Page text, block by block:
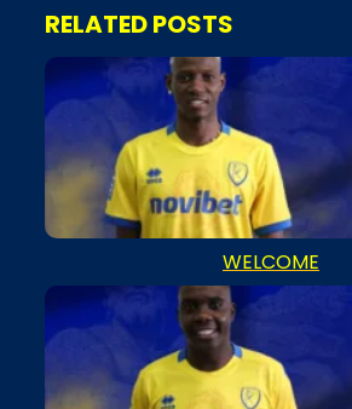
RELATED POSTS
WELCOME